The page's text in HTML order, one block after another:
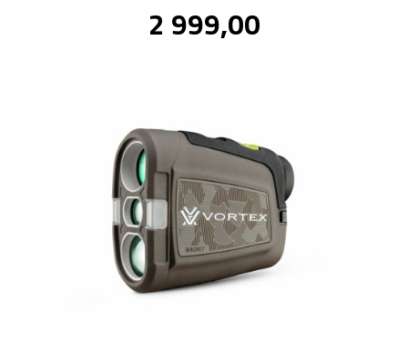
Pris
2 999,00mva.